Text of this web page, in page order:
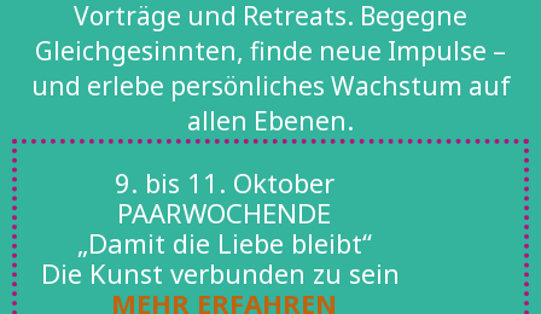
Vorträge und Retreats. Begegne
Gleichgesinnten, finde neue Impulse –
und erlebe persönliches Wachstum auf
allen Ebenen.
9. bis 11. Oktober
PAARWOCHENDE
„Damit die Liebe bleibt“
Die Kunst verbunden zu sein
MEHR ERFAHREN